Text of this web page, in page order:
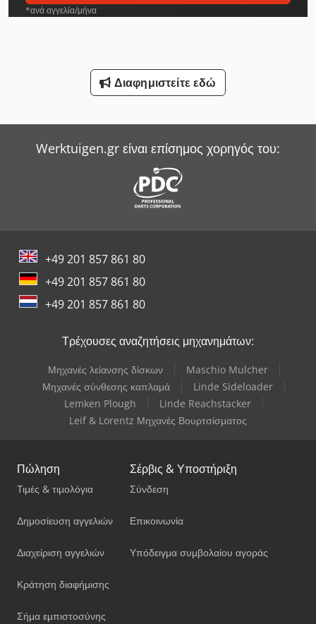
Hyster Reachstacker
Kalmar Reachstacker
Linde Reachstacker
Linde Sideloader
Niemeyer Plough
Sack & Kiesselbach Πρέσες Μεταφοράς
Witzig & Frank Μηχανές Μεταφοράς
Wurster & Dietz Μηχανές Κατασκευής Παλετών
*ανά αγγελία/μήνα
Διαφημιστείτε εδώ
Werktuigen.gr είναι επίσημος χορηγός του:
+49 201 857 861 80
+49 201 857 861 80
+49 201 857 861 80
Τρέχουσες αναζητήσεις μηχανημάτων:
Μηχανές λείανσης δίσκων
Maschio Mulcher
Μηχανές σύνθεσης καπλαμά
Linde Sideloader
Lemken Plough
Linde Reachstacker
Leif & Lorentz Μηχανές Βουρτσίσματος
Πώληση
Τιμές & τιμολόγια
Δημοσίευση αγγελιών
Διαχείριση αγγελιών
Κράτηση διαφήμισης
Σήμα εμπιστοσύνης
Σέρβις & Υποστήριξη
Σύνδεση
Επικοινωνία
Υπόδειγμα συμβολαίου αγοράς